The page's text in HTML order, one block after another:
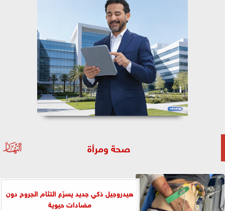
صحة ومرأة
هيدروجيل ذكي جديد يسرّع التئام الجروح دون
مضادات حيوية